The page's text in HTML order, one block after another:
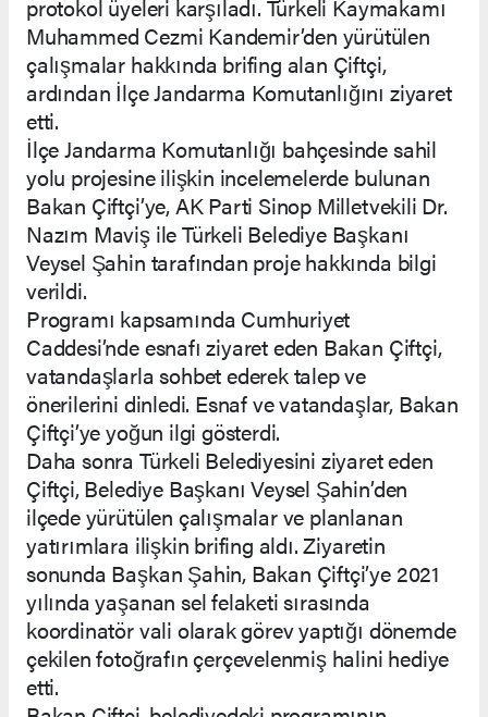
protokol üyeleri karşıladı. Türkeli Kaymakamı
Muhammed Cezmi Kandemir’den yürütülen
çalışmalar hakkında brifing alan Çiftçi,
ardından İlçe Jandarma Komutanlığını ziyaret
etti.
İlçe Jandarma Komutanlığı bahçesinde sahil
yolu projesine ilişkin incelemelerde bulunan
Bakan Çiftçi’ye, AK Parti Sinop Milletvekili Dr.
Nazım Maviş ile Türkeli Belediye Başkanı
Veysel Şahin tarafından proje hakkında bilgi
verildi.
Programı kapsamında Cumhuriyet
Caddesi’nde esnafı ziyaret eden Bakan Çiftçi,
vatandaşlarla sohbet ederek talep ve
önerilerini dinledi. Esnaf ve vatandaşlar, Bakan
Çiftçi’ye yoğun ilgi gösterdi.
Daha sonra Türkeli Belediyesini ziyaret eden
Çiftçi, Belediye Başkanı Veysel Şahin’den
ilçede yürütülen çalışmalar ve planlanan
yatırımlara ilişkin brifing aldı. Ziyaretin
sonunda Başkan Şahin, Bakan Çiftçi’ye 2021
yılında yaşanan sel felaketi sırasında
koordinatör vali olarak görev yaptığı dönemde
çekilen fotoğrafın çerçevelenmiş halini hediye
etti.